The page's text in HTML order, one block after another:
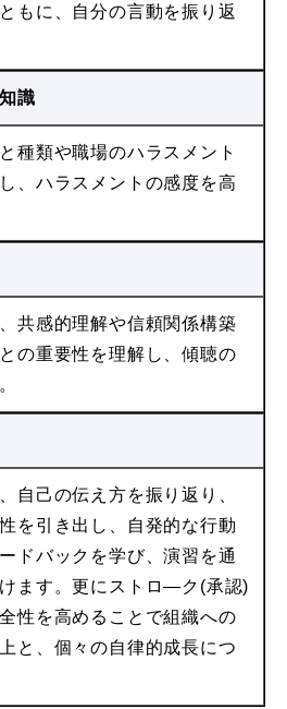
もに、自分の言動を振り返
識
種類や職場のハラスメント
、ハラスメントの感度を高
共感的理解や信頼関係構築
の重要性を理解し、傾聴の
自己の伝え方を振り返り、
を引き出し、自発的な行動
ドバックを学び、演習を通
ます。更にストロ―ク(承認)
性を高めることで組織への
と、個々の自律的成長につ